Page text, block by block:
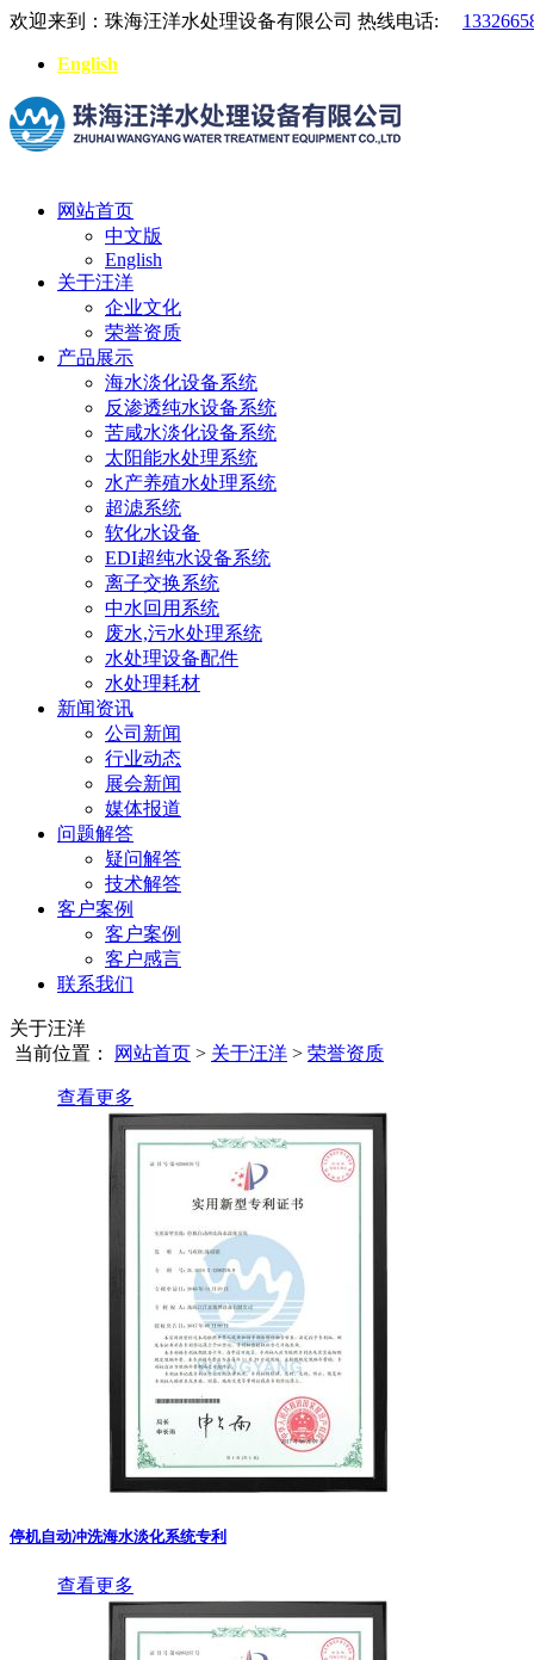
欢迎来到：珠海汪洋水处理设备有限公司 热线电话:
English
网站首页
中文版
English
关于汪洋
企业文化
荣誉资质
产品展示
海水淡化设备系统
反渗透纯水设备系统
苦咸水淡化设备系统
太阳能水处理系统
水产养殖水处理系统
超滤系统
软化水设备
EDI超纯水设备系统
离子交换系统
中水回用系统
废水,污水处理系统
水处理设备配件
水处理耗材
新闻资讯
公司新闻
行业动态
展会新闻
媒体报道
问题解答
疑问解答
技术解答
客户案例
客户案例
客户感言
联系我们
关于汪洋
当前位置：
网站首页 > 关于汪洋 > 荣誉资质
查看更多
停机自动冲洗海水淡化系统专利
查看更多